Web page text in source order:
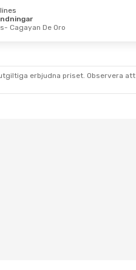
- Cagayan De Oro
erbjudna priset. Observera att